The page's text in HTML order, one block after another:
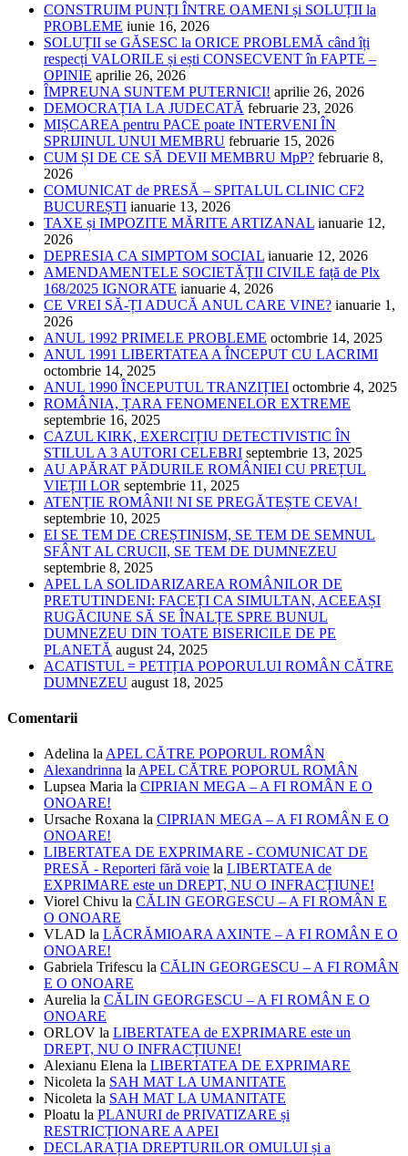
CONSTRUIM PUNȚI ÎNTRE OAMENI și SOLUȚII la
PROBLEME iunie 16, 2026
SOLUȚII se GĂSESC la ORICE PROBLEMĂ când îți
respecți VALORILE și ești CONSECVENT în FAPTE –
OPINIE aprilie 26, 2026
ÎMPREUNA SUNTEM PUTERNICI! aprilie 26, 2026
DEMOCRAȚIA LA JUDECATĂ februarie 23, 2026
MIȘCAREA pentru PACE poate INTERVENI ÎN
SPRIJINUL UNUI MEMBRU februarie 15, 2026
CUM ȘI DE CE SĂ DEVII MEMBRU MpP? februarie 8,
2026
COMUNICAT de PRESĂ – SPITALUL CLINIC CF2
BUCUREȘTI ianuarie 13, 2026
TAXE și IMPOZITE MĂRITE ARTIZANAL ianuarie 12,
2026
DEPRESIA CA SIMPTOM SOCIAL ianuarie 12, 2026
AMENDAMENTELE SOCIETĂȚII CIVILE față de Plx
168/2025 IGNORATE ianuarie 4, 2026
CE VREI SĂ-ȚI ADUCĂ ANUL CARE VINE? ianuarie 1,
2026
ANUL 1992 PRIMELE PROBLEME octombrie 14, 2025
ANUL 1991 LIBERTATEA A ÎNCEPUT CU LACRIMI
octombrie 14, 2025
ANUL 1990 ÎNCEPUTUL TRANZIȚIEI octombrie 4, 2025
ROMÂNIA, ȚARA FENOMENELOR EXTREME
septembrie 16, 2025
CAZUL KIRK, EXERCIȚIU DETECTIVISTIC ÎN
STILUL A 3 AUTORI CELEBRI septembrie 13, 2025
AU APĂRAT PĂDURILE ROMÂNIEI CU PREȚUL
VIEȚII LOR septembrie 11, 2025
ATENȚIE ROMÂNI! NI SE PREGĂTEȘTE CEVA!
septembrie 10, 2025
EI SE TEM DE CREȘTINISM, SE TEM DE SEMNUL
SFÂNT AL CRUCII, SE TEM DE DUMNEZEU
septembrie 8, 2025
APEL LA SOLIDARIZAREA ROMÂNILOR DE
PRETUTINDENI: FACEȚI CA SIMULTAN, ACEEAȘI
RUGĂCIUNE SĂ SE ÎNALȚE SPRE BUNUL
DUMNEZEU DIN TOATE BISERICILE DE PE
PLANETĂ august 24, 2025
ACATISTUL = PETIȚIA POPORULUI ROMÂN CĂTRE
DUMNEZEU august 18, 2025
Comentarii
Adelina la APEL CĂTRE POPORUL ROMÂN
Alexandrinna la APEL CĂTRE POPORUL ROMÂN
Lupsea Maria la CIPRIAN MEGA – A FI ROMÂN E O
ONOARE!
Ursache Roxana la CIPRIAN MEGA – A FI ROMÂN E O
ONOARE!
LIBERTATEA DE EXPRIMARE - COMUNICAT DE
PRESĂ - Reporteri fără voie la LIBERTATEA de
EXPRIMARE este un DREPT, NU O INFRACȚIUNE!
Viorel Chivu la CĂLIN GEORGESCU – A FI ROMÂN E
O ONOARE
VLAD la LĂCRĂMIOARA AXINTE – A FI ROMÂN E O
ONOARE!
Gabriela Trifescu la CĂLIN GEORGESCU – A FI ROMÂN
E O ONOARE
Aurelia la CĂLIN GEORGESCU – A FI ROMÂN E O
ONOARE
ORLOV la LIBERTATEA de EXPRIMARE este un
DREPT, NU O INFRACȚIUNE!
Alexianu Elena la LIBERTATEA DE EXPRIMARE
Nicoleta la SAH MAT LA UMANITATE
Nicoleta la SAH MAT LA UMANITATE
Ploatu la PLANURI de PRIVATIZARE și
RESTRICȚIONARE A APEI
DECLARAȚIA DREPTURILOR OMULUI și a